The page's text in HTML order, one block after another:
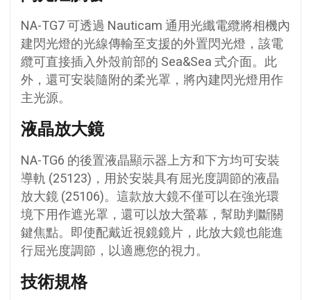
NA-TG7 可透過 Nauticam 通用光纖電纜將相機內
建閃光燈的光線傳輸至支援的外置閃光燈，該電
纜可直接插入外殼前部的 Sea&Sea 式介面。此
外，還可安裝隨附的柔光罩，將內建閃光燈用作
主光源。
液晶放大鏡
NA-TG6 的後置液晶顯示器上方和下方均可安裝
導軌 (25123)，用於安裝具有屈光度調節的液晶
放大鏡 (25106)。這款放大鏡不僅可以在強光環
境下用作遮光罩，還可以放大螢幕，幫助判斷關
鍵焦點。即使配戴近視鏡鏡片，此放大鏡也能進
行屈光度調節，以適應您的視力。
技術規格